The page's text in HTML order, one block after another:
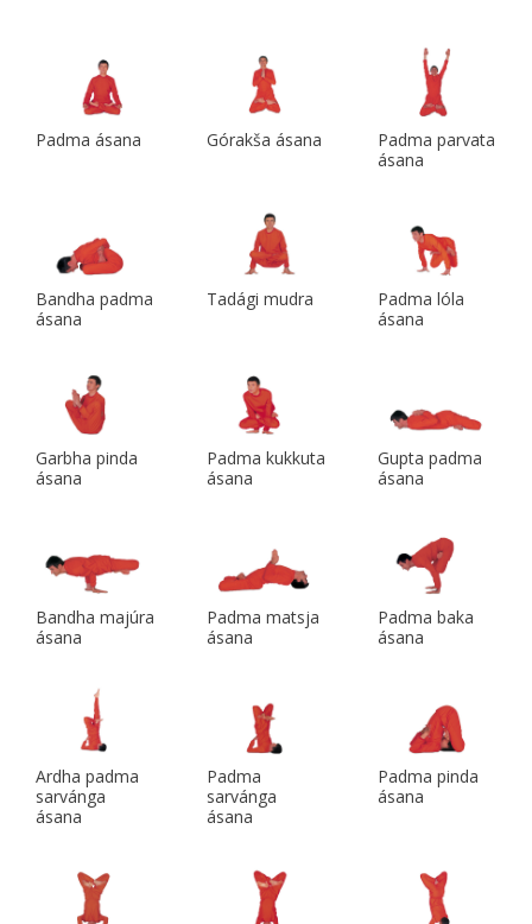
Padma ásana Górakša ásana
Padma parvata
ásana
Bandha padma
ásana
Tadági mudra
Padma lóla
ásana
Garbha pinda
ásana
Padma kukkuta
ásana
Gupta padma
ásana
Bandha majúra
ásana
Padma matsja
ásana
Padma baka
ásana
Ardha padma
sarvánga
ásana
Padma
sarvánga
ásana
Padma pinda
ásana